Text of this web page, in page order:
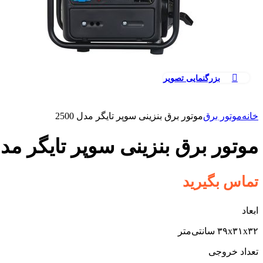
بزرگنمایی تصویر
خانهموتور برقموتور برق بنزینی سوپر تایگر مدل 2500
موتور برق بنزینی سوپر تایگر مدل
تماس بگیرید
ابعاد
۳۹x۳۱x۳۲ سانتی‌متر
تعداد خروجی